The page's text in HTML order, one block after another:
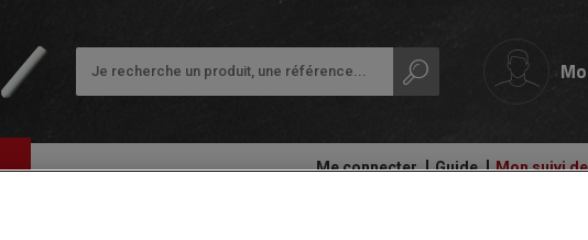
Me connecter Guide Mon suivi